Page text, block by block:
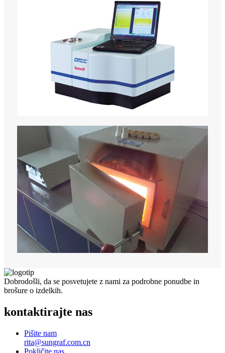
Dobrodošli, da se posvetujete z nami za podrobne ponudbe in
brošure o izdelkih.
kontaktirajte nas
Pišite nam
rita@sungraf.com.cn
Pokličite nas